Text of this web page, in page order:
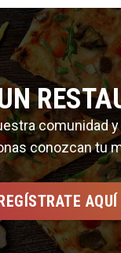
comunidad
conozcan tu
AQUÍ